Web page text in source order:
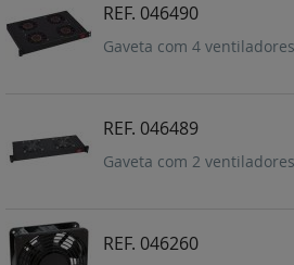
REF. 046490
Gaveta com 4
REF. 046489
Gaveta com 2
REF. 046260